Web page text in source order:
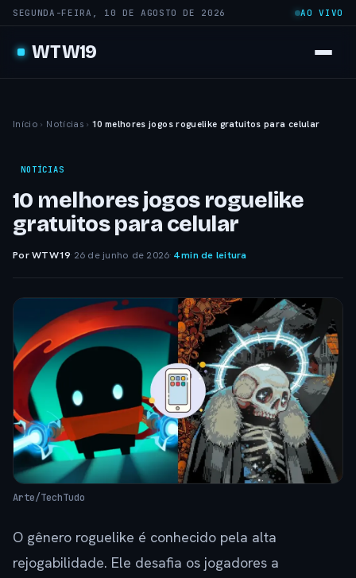
SEGUNDA-FEIRA, 10 DE AGOSTO DE 2026 AO VIVO
WTW19
Início › Notícias › 10 melhores jogos roguelike gratuitos para celular
NOTÍCIAS
10 melhores jogos roguelike
gratuitos para celular
Por WTW19· 26 de junho de 2026· 4 min de leitura
Arte/TechTudo
O gênero roguelike é conhecido pela alta
rejogabilidade. Ele desafia os jogadores a